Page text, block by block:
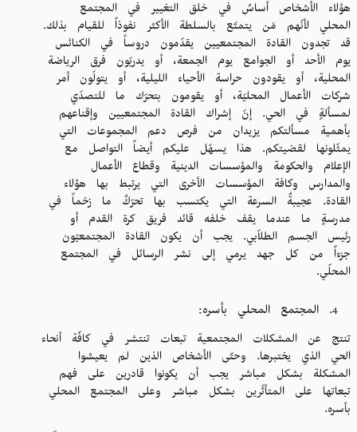
هؤلاء الأشخاص أساسٌ في خلق التغيير في المجتمع
المحلي لأنّهم مَن يتمتّع بالسلطة الأكثر نفوذاً للقيام بذلك.
قد تجدون القادة المجتمعيين يقدّمون دروساً في الكنائس
يوم الأحد أو الجوامع يوم الجمعة، أو يدربّون فرق الرياضة
المحلية، أو يقودون حراسة الأحياء الليلية، أو يتولّون أمر
شركات الأعمال المحليّة، أو يقومون بتحرّك ما للتصدّي
لمسألةٍ في الحي. إنّ إشراك القادة المجتمعيين وإقناعهم
بأهمية مسألتكم يزيدان من فرص دعم المجموعات التي
يمثّلونها لقضيتكم. هذا يسهّل عليكم أيضاً التواصل مع
الإعلام والحكومة والمؤسسات الدينية وقطاع الأعمال
والمدارس وكافة المؤسسات الأخرى التي يرتبط بها هؤلاء
القادة. عجيبةٌ السرعة التي يكتسب بها تحرّكٌ ما زخماً في
مدرسةٍ ما عندما يقف خلفه قائد فريق كرة القدم أو
رئيس الجسم الطلاّبي. يجب أن يكون القادة المجتمعيّون
جزءاً من كل جهد يرمي إلى نشر الرسائل في المجتمع
المحلّي.
المجتمع المحلي بأسره:
تنتج عن المشكلات المجتمعية تبعات تنتشر في كافّة أنحاء
الحي الذي يختبرها. وحتّى الأشخاص الذين لم يعيشوا
المشكلة بشكل مباشر يجب أن يكونوا قادرين على فهم
تبعاتها على المتأثّرين بشكل مباشر وعلى المجتمع المحلي
بأسره.